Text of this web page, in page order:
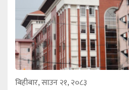
बिहीबार, साउन २१, २०८३